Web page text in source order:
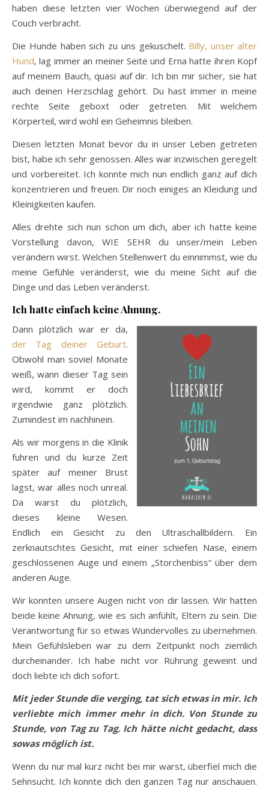
haben diese letzten vier Wochen überwiegend auf der
Couch verbracht.
Die Hunde haben sich zu uns gekuschelt. Billy, unser alter
Hund, lag immer an meiner Seite und Erna hatte ihren Kopf
auf meinem Bauch, quasi auf dir. Ich bin mir sicher, sie hat
auch deinen Herzschlag gehört. Du hast immer in meine
rechte Seite geboxt oder getreten. Mit welchem
Körperteil, wird wohl ein Geheimnis bleiben.
Diesen letzten Monat bevor du in unser Leben getreten
bist, habe ich sehr genossen. Alles war inzwischen geregelt
und vorbereitet. Ich konnte mich nun endlich ganz auf dich
konzentrieren und freuen. Dir noch einiges an Kleidung und
Kleinigkeiten kaufen.
Alles drehte sich nun schon um dich, aber ich hatte keine
Vorstellung davon, WIE SEHR du unser/mein Leben
verändern wirst. Welchen Stellenwert du einnimmst, wie du
meine Gefühle veränderst, wie du meine Sicht auf die
Dinge und das Leben veränderst.
Ich hatte einfach keine Ahnung.
Dann plötzlich war er da,
der Tag deiner Geburt.
Obwohl man soviel Monate
weiß, wann dieser Tag sein
wird, kommt er doch
irgendwie ganz plötzlich.
Zumindest im nachhinein.
Als wir morgens in die Klinik
fuhren und du kurze Zeit
später auf meiner Brust
lagst, war alles noch unreal.
Da warst du plötzlich,
dieses kleine Wesen.
Endlich ein Gesicht zu den Ultraschallbildern. Ein
zerknautschtes Gesicht, mit einer schiefen Nase, einem
geschlossenen Auge und einem „Storchenbiss“ über dem
anderen Auge.
Wir konnten unsere Augen nicht von dir lassen. Wir hatten
beide keine Ahnung, wie es sich anfühlt, Eltern zu sein. Die
Verantwortung für so etwas Wundervolles zu übernehmen.
Mein Gefühlsleben war zu dem Zeitpunkt noch ziemlich
durcheinander. Ich habe nicht vor Rührung geweint und
doch liebte ich dich sofort.
Mit jeder Stunde die verging, tat sich etwas in mir. Ich
verliebte mich immer mehr in dich. Von Stunde zu
Stunde, von Tag zu Tag. Ich hätte nicht gedacht, dass
sowas möglich ist.
Wenn du nur mal kurz nicht bei mir warst, überfiel mich die
Sehnsucht. Ich konnte dich den ganzen Tag nur anschauen.